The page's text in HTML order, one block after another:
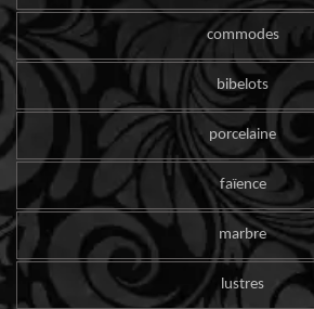
commodes
bibelots
porcelaine
faïence
marbre
lustres